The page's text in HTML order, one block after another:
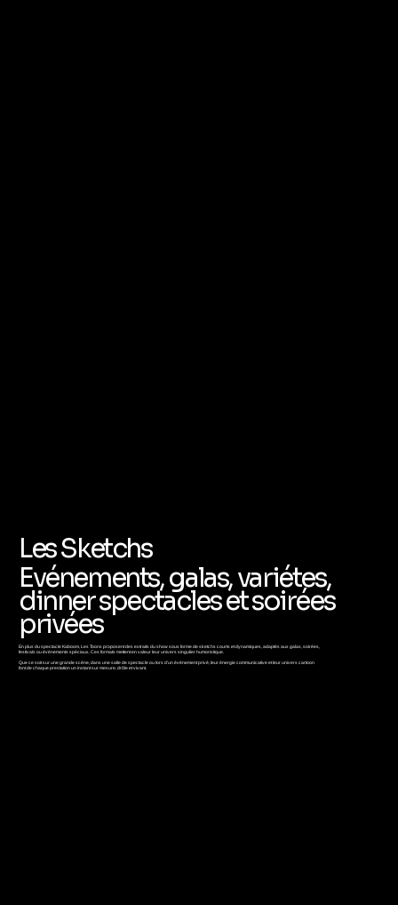
Les Sketchs
Evénements, galas, variétes,
dinner spectacles et soirées
privées
En plus du spectacle Kaboom, Les Toons proposent des extraits du show sous forme de sketchs courts et dynamiques, adaptés aux galas, soirées,
festivals ou événements spéciaux. Ces formats mettent en valeur leur univers singulier humoristique.
Que ce soit sur une grande scène, dans une salle de spectacle ou lors d’un événement privé, leur énergie communicative et leur univers cartoon
font de chaque prestation un instant sur mesure, drôle et vivant.